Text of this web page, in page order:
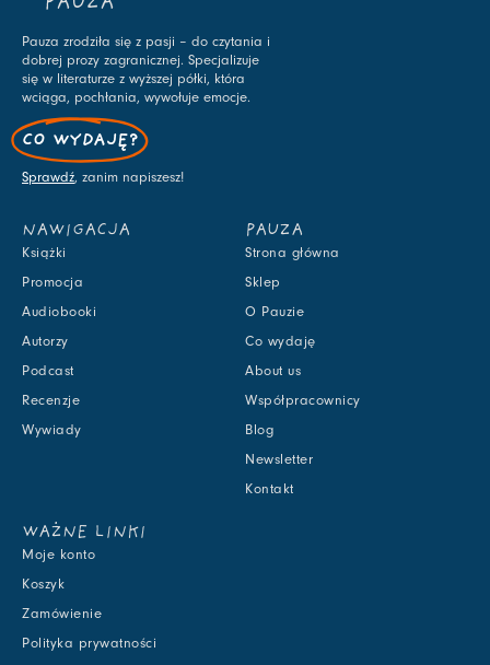
Pauza zrodziła się z pasji – do czytania i
dobrej prozy zagranicznej. Specjalizuje
się w literaturze z wyższej półki, która
wciąga, pochłania, wywołuje emocje.
CO WYDAJĘ?
Sprawdź, zanim napiszesz!
NAWIGACJA
Książki
Promocja
Audiobooki
Autorzy
Podcast
Recenzje
Wywiady
PAUZA
Strona główna
Sklep
O Pauzie
Co wydaję
About us
Współpracownicy
Blog
Newsletter
Kontakt
WAŻNE LINKI
Moje konto
Koszyk
Zamówienie
Polityka prywatności